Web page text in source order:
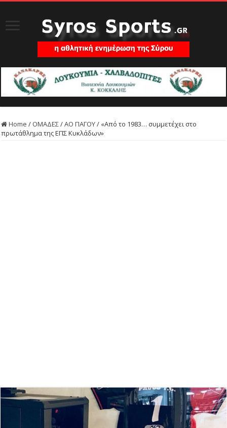
Home / ΟΜΑΔΕΣ/ΑΟ ΠΑΓΟΥ/ «Από το 1983… συμμετέχει στο
πρωτάθλημα της ΕΠΣ Κυκλάδων»